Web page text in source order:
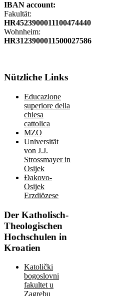
IBAN account:
Fakultät:
HR4523900011100474440
Wohnheim:
HR3123900011500027586
Nützliche Links
Educazione
superiore della
chiesa
cattolica
MZO
Universität
von J.J.
Strossmayer in
Osijek
Đakovo-
Osijek
Erzdiözese
Der Katholisch-
Theologischen
Hochschulen in
Kroatien
Katolički
bogoslovni
fakultet u
Zagrebu